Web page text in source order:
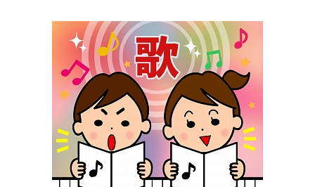
大学・短大以外の資料から請求
専門学校の資料請求 大学院の資料請求
留学・進学関連、塾・予備校
大学入学共通テスト「受験案
内」の請求